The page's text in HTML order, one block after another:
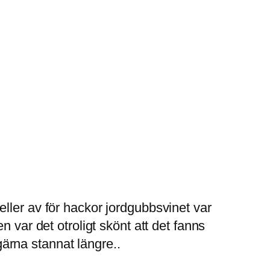
av för hackor jordgubbsvinet var
var det otroligt skönt att det fanns
stannat längre..